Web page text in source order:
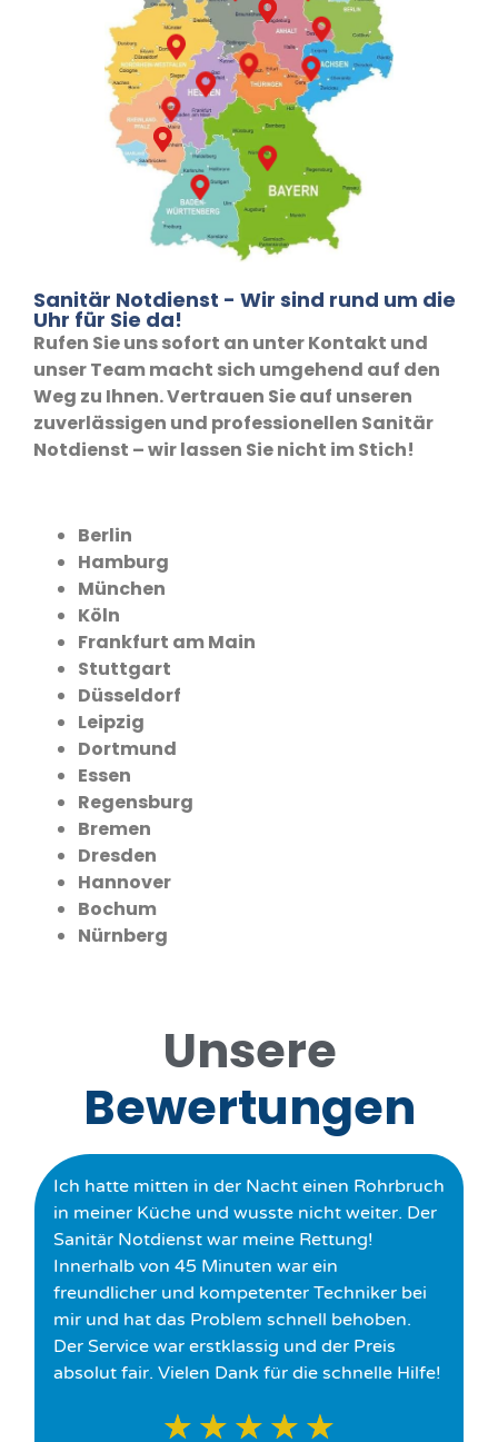
Sanitär Notdienst - Wir sind rund um die
Uhr für Sie da!
Rufen Sie uns sofort an unter Kontakt und
unser Team macht sich umgehend auf den
Weg zu Ihnen. Vertrauen Sie auf unseren
zuverlässigen und professionellen Sanitär
Notdienst – wir lassen Sie nicht im Stich!
Berlin
Hamburg
München
Köln
Frankfurt am Main
Stuttgart
Düsseldorf
Leipzig
Dortmund
Essen
Regensburg
Bremen
Dresden
Hannover
Bochum
Nürnberg
Unsere
Bewertungen
Ich hatte mitten in der Nacht einen Rohrbruch
in meiner Küche und wusste nicht weiter. Der
Sanitär Notdienst war meine Rettung!
Innerhalb von 45 Minuten war ein
freundlicher und kompetenter Techniker bei
mir und hat das Problem schnell behoben.
Der Service war erstklassig und der Preis
absolut fair. Vielen Dank für die schnelle Hilfe!
★ ★ ★ ★ ★